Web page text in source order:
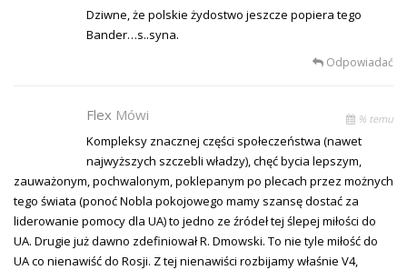
Dziwne, że polskie żydostwo jeszcze popiera tego
Bander…s..syna.
Odpowiadać
Flex Mówi % temu
Kompleksy znacznej części społeczeństwa (nawet
najwyższych szczebli władzy), chęć bycia lepszym,
zauważonym, pochwalonym, poklepanym po plecach przez możnych
tego świata (ponoć Nobla pokojowego mamy szansę dostać za
liderowanie pomocy dla UA) to jedno ze źródeł tej ślepej miłości do
UA. Drugie już dawno zdefiniował R. Dmowski. To nie tyle miłość do
UA co nienawiść do Rosji. Z tej nienawiści rozbijamy właśnie V4,